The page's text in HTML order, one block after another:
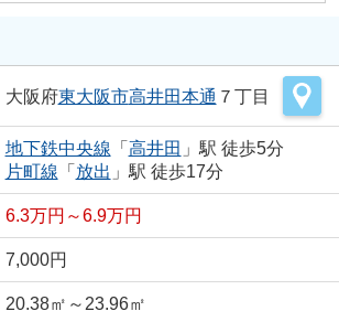
大阪府東大阪市高井田本通 ７丁目
地下鉄中央線 「 高井田 」駅 徒歩5分
片町線 「 放出 」駅 徒歩17分
6.3万円～6.9万円
7,000円
20.38㎡～23.96㎡